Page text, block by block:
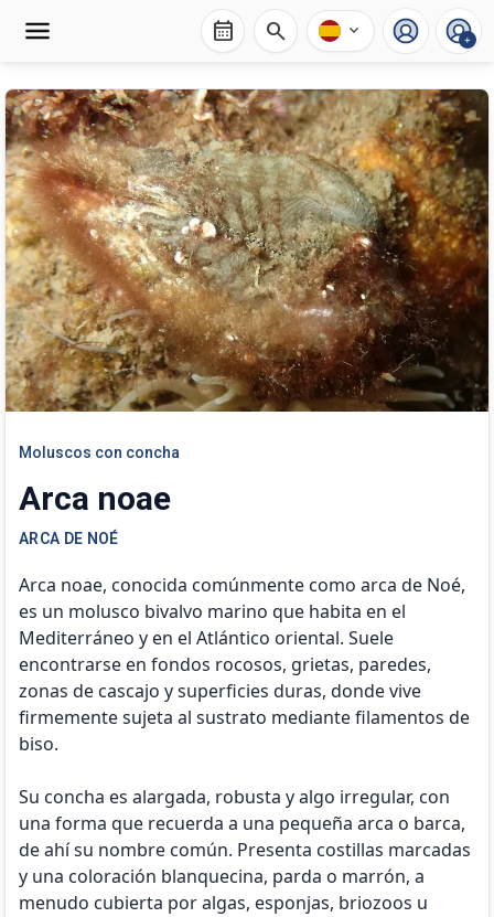
calendar_month search expand_more +
Moluscos con concha
Arca noae
ARCA DE NOÉ
Arca noae, conocida comúnmente como arca de Noé,
es un molusco bivalvo marino que habita en el
Mediterráneo y en el Atlántico oriental. Suele
encontrarse en fondos rocosos, grietas, paredes,
zonas de cascajo y superficies duras, donde vive
firmemente sujeta al sustrato mediante filamentos de
biso.
Su concha es alargada, robusta y algo irregular, con
una forma que recuerda a una pequeña arca o barca,
de ahí su nombre común. Presenta costillas marcadas
y una coloración blanquecina, parda o marrón, a
menudo cubierta por algas, esponjas, briozoos u